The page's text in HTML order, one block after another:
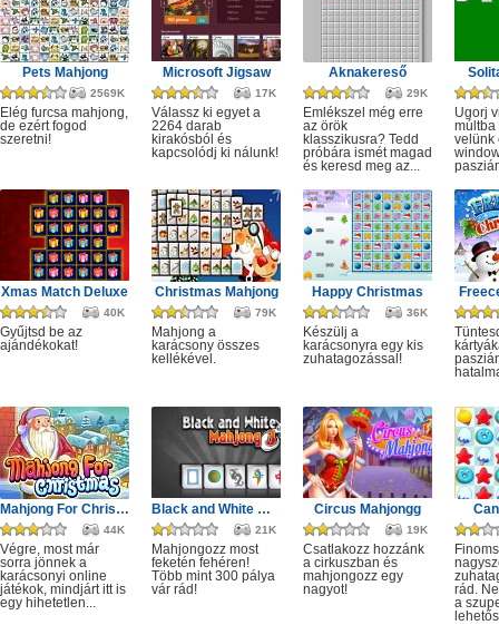
Pets Mahjong
2569K
Elég furcsa mahjong,
de ezért fogod
szeretni!
Microsoft Jigsaw
17K
Válassz ki egyet a
2264 darab
kirakósból és
kapcsolódj ki nálunk!
Aknakereső
29K
Emlékszel még erre
az örök
klasszikusra? Tedd
próbára ismét magad
és keresd meg az...
Ugorj
múltba
velünk
Xmas Match Deluxe
40K
Gyűjtsd be az
ajándékokat!
Christmas Mahjong
79K
Mahjong a
karácsony összes
kellékével.
Happy Christmas
36K
Készülj a
karácsonyra egy kis
zuhatagozással!
Mahjong For Christmas
44K
Végre, most már
sorra jönnek a
karácsonyi online
játékok, mindjárt itt is
egy hihetetlen...
Black and White Mahjong 3
21K
Mahjongozz most
feketén fehéren!
Több mint 300 pálya
vár rád!
Circus Mahjongg
19K
Csatlakozz hozzánk
a cirkuszban és
mahjongozz egy
nagyot!
rád.
a